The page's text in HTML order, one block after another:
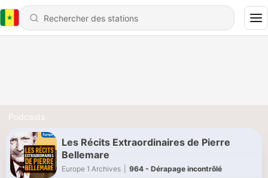
Podcasts
Les Récits Extraordinaires de Pierre
Bellemare
Europe 1 Archives 964 - Dérapage incontrôlé